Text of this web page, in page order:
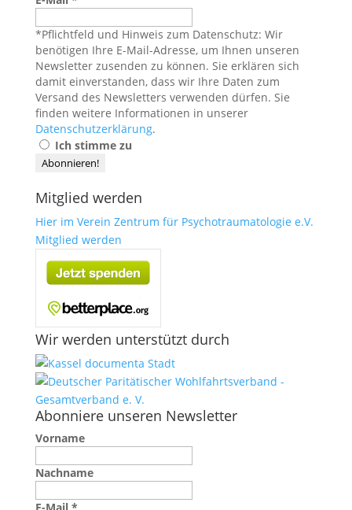
*Pflichtfeld und Hinweis zum Datenschutz: Wir
benötigen Ihre E-Mail-Adresse, um Ihnen unseren
Newsletter zusenden zu können. Sie erklären sich
damit einverstanden, dass wir Ihre Daten zum
Versand des Newsletters verwenden dürfen. Sie
finden weitere Informationen in unserer
Datenschutzerklärung.
Ich stimme zu
Mitglied werden
Hier im Verein Zentrum für Psychotraumatologie e.V.
Mitglied werden
Wir werden unterstützt durch
Abonniere unseren Newsletter
Vorname
Nachname